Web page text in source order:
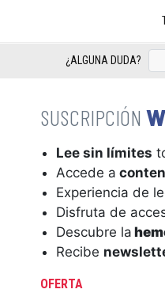
¿ALGUNA DUDA?
Lee sin límites
Accede a
Experiencia de
Disfruta de
Descubre la
Recibe
OFERTA